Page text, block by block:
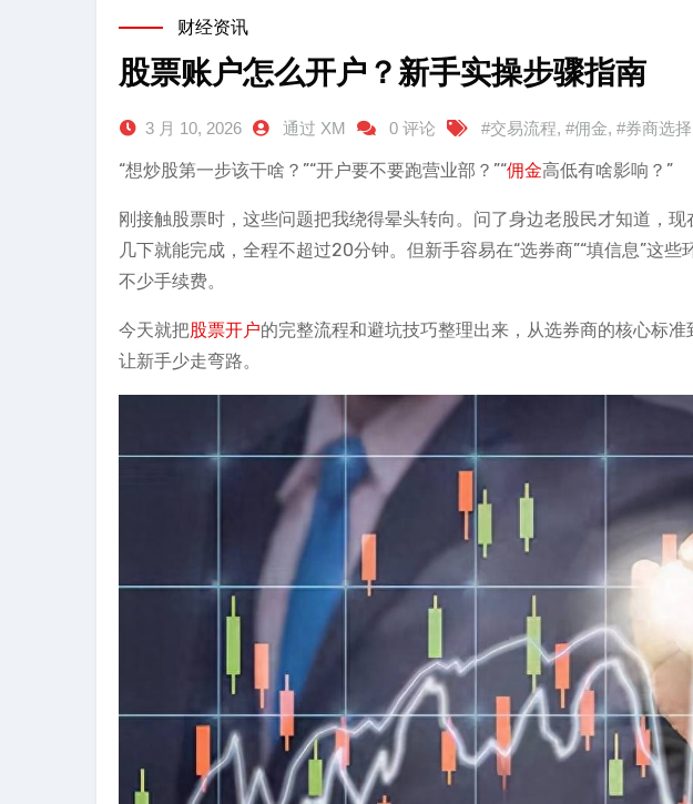
财经资讯
股票账户怎么开户？新手实操步骤指南
3 月 10, 2026 通过 XM 0 评论 #交易流程, #佣金, #券商选择
“想炒股第一步该干啥？”“开户要不要跑营业部？”“佣金高低有啥影响？”
刚接触股票时，这些问题把我绕得晕头转向。问了身边老股民才知道，
几下就能完成，全程不超过20分钟。但新手容易在“选券商”“填信息”这
不少手续费。
今天就把股票开户的完整流程和避坑技巧整理出来，从选券商的核心标
让新手少走弯路。